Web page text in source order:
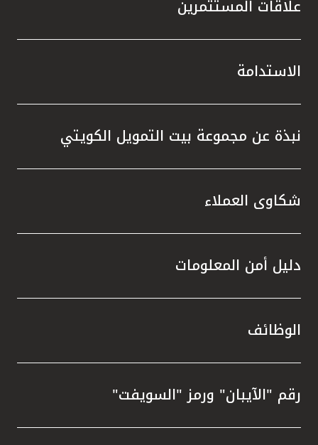
علاقات المستثمرين
الاستدامة
نبذة عن مجموعة بيت التمويل الكويتي
شكاوى العملاء
دليل أمن المعلومات
الوظائف
رقم "الآيبان" ورمز "السويفت"